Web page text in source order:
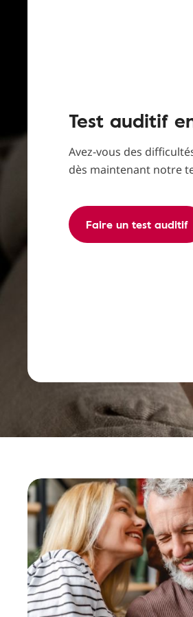
Test auditif
Avez-vous des
dès maintenant notre
Faire un test auditif